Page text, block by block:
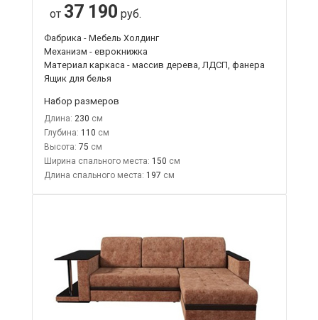
от 37 190 руб.
Фабрика - Мебель Холдинг
Механизм - еврокнижка
Материал каркаса - массив дерева, ЛДСП, фанера
Ящик для белья
Набор размеров
Длина: 230
Глубина: 110
Высота: 75
Ширина спального места: 150
Длина спального места: 197